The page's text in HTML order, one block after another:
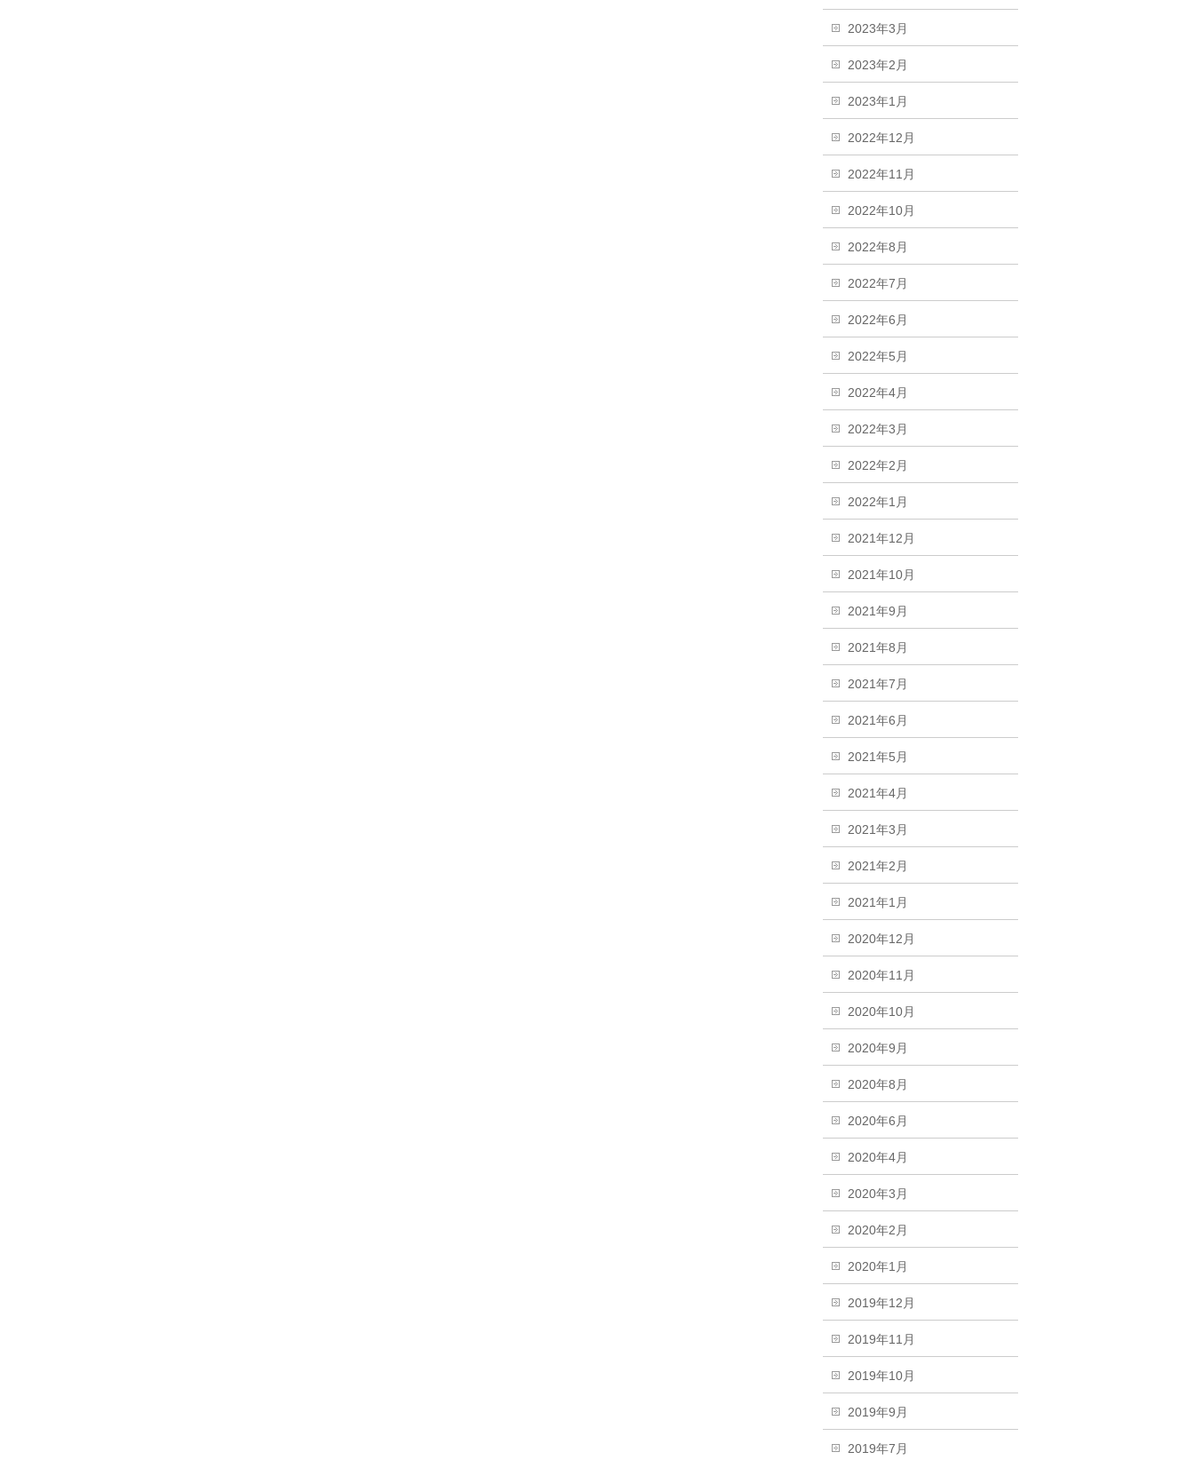
2023年3月
2023年2月
2023年1月
2022年12月
2022年11月
2022年10月
2022年8月
2022年7月
2022年6月
2022年5月
2022年4月
2022年3月
2022年2月
2022年1月
2021年12月
2021年10月
2021年9月
2021年8月
2021年7月
2021年6月
2021年5月
2021年4月
2021年3月
2021年2月
2021年1月
2020年12月
2020年11月
2020年10月
2020年9月
2020年8月
2020年6月
2020年4月
2020年3月
2020年2月
2020年1月
2019年12月
2019年11月
2019年10月
2019年9月
2019年7月